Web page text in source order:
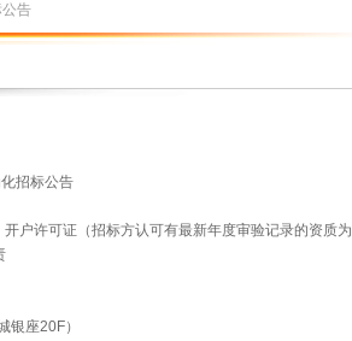
告
招标公告
户许可证（招标方认可有最新年度审验记录的资质
银座20F）